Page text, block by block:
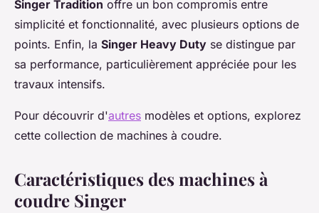
Singer Tradition offre un bon compromis entre
simplicité et fonctionnalité, avec plusieurs options de
points. Enfin, la Singer Heavy Duty se distingue par
sa performance, particulièrement appréciée pour les
travaux intensifs.
Pour découvrir d'autres modèles et options, explorez
cette collection de machines à coudre.
Caractéristiques des machines à
coudre Singer